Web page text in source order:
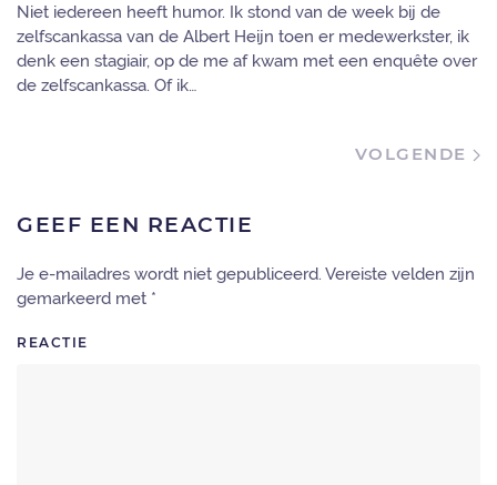
Niet iedereen heeft humor. Ik stond van de week bij de
zelfscankassa van de Albert Heijn toen er medewerkster, ik
denk een stagiair, op de me af kwam met een enquête over
de zelfscankassa. Of ik…
VOLGENDE
GEEF EEN REACTIE
Je e-mailadres wordt niet gepubliceerd. Vereiste velden zijn
gemarkeerd met *
REACTIE